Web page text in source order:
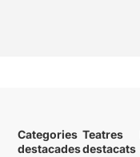
Categories
destacades
Teatres
destacats